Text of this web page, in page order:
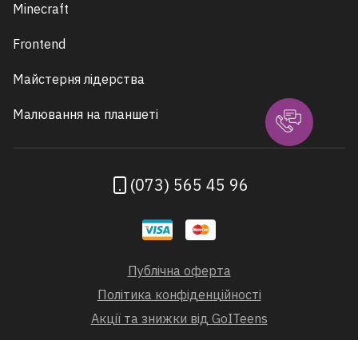
Minecraft
Frontend
Майстерня лідерства
Малювання на планшеті
(073) 565 45 96
Публічна оферта
Політика конфіденційності
Акції та знижки від GoITeens